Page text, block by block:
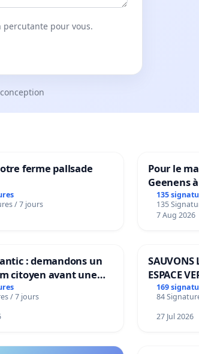
percutante pour vous.
ferme pallsade
/ 7 jours
Pour le
Geenens
135
135
7 Aug 2026
: demandons un
citoyen avant une
irréversible de
»
/ 7 jours
SAUVONS
ESPACE
169
84
27 Jul 2026